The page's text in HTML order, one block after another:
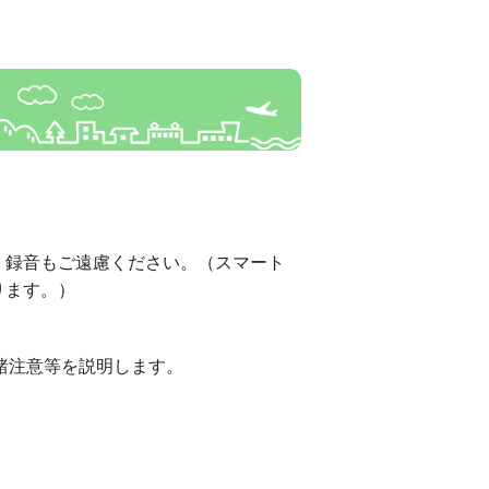
音もご遠慮ください。（スマート
す。）
意等を説明します。